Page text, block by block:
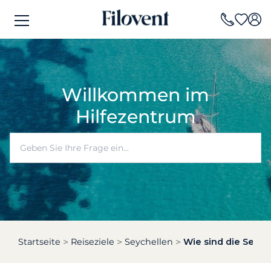
Willkommen im
Hilfezentrum
Startseite Reiseziele Seychellen Wie sind die